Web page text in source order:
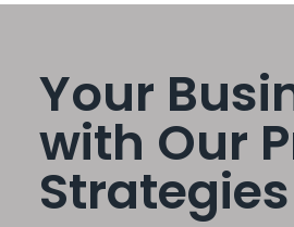
Your
with Our
Strategies